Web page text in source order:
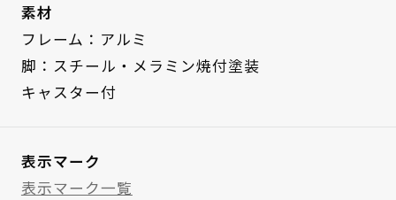
素材
フレーム：アルミ
脚：スチール・メラミン焼付塗装
キャスター付
表示マーク
表示マーク一覧